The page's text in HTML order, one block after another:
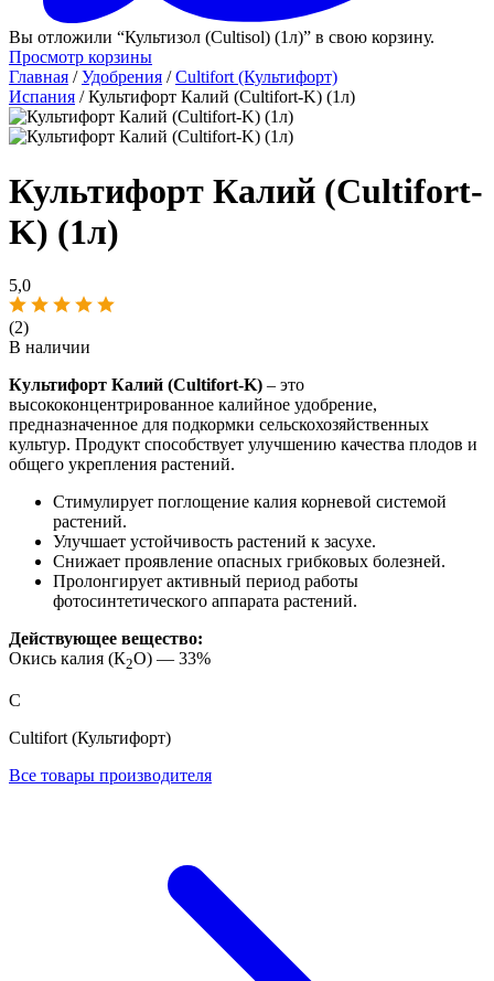
Вы отложили “Культизол (Cultisol) (1л)” в свою корзину.
Просмотр корзины
Главная /Удобрения /Cultifort (Культифорт)
Испания / Культифорт Калий (Cultifort-K) (1л)
Культифорт Калий (Cultifort-
K) (1л)
5,0
(2)
В наличии
Культифорт Калий (Cultifort-K) – это
высококонцентрированное калийное удобрение,
предназначенное для подкормки сельскохозяйственных
культур. Продукт способствует улучшению качества плодов и
общего укрепления растений.
Стимулирует поглощение калия корневой системой
растений.
Улучшает устойчивость растений к засухе.
Снижает проявление опасных грибковых болезней.
Пролонгирует активный период работы
фотосинтетического аппарата растений.
Действующее вещество:
Окись калия (К2О) — 33%
C
Cultifort (Культифорт)
Все товары производителя